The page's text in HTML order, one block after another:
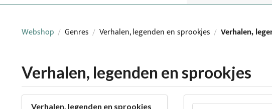
Webshop / Genres / Verhalen, legenden en sprookjes / Verhalen,
Verhalen, legenden en sprookjes
Verhalen, legenden en sprookjes